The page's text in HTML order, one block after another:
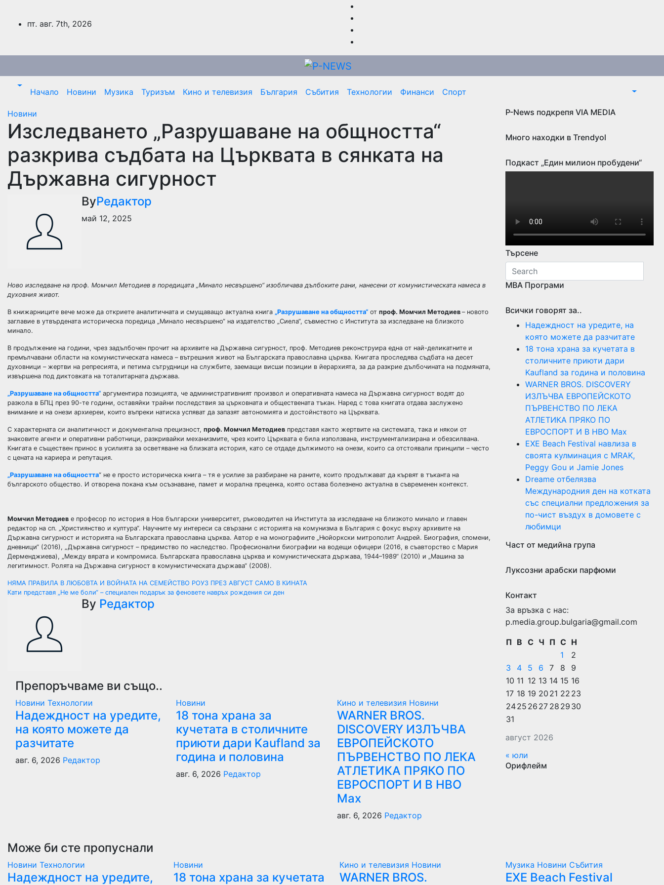
content
пт. авг. 7th, 2026
Начало Новини Музика Туризъм Кино и телевизия България Събития Технологии Финанси Спорт
Новини
Изследването „Разрушаване на общността“
разкрива съдбата на Църквата в сянката на
Държавна сигурност
ByРедактор
май 12, 2025
Ново изследване на проф. Момчил Методиев в поредицата „Минало несвършено“ изобличава дълбоките рани, нанесени от комунистическата намеса в
духовния живот.
В книжарниците вече може да откриете аналитичната и смущаващо актуална книга „Разрушаване на общността“ от проф. Момчил Методиев – новото
заглавие в утвърдената историческа поредица „Минало несвършено“ на издателство „Сиела“, съвместно с Института за изследване на близкото
минало.
В продължение на години, чрез задълбочен прочит на архивите на Държавна сигурност, проф. Методиев реконструира една от най-деликатните и
премълчавани области на комунистическата намеса – вътрешния живот на Българската православна църква. Книгата проследява съдбата на десет
духовници – жертви на репресията, и петима сътрудници на службите, заемащи висши позиции в йерархията, за да разкрие дълбочината на подмяната,
извършена под диктовката на тоталитарната държава.
„Разрушаване на общността“ аргументира позицията, че административният произвол и оперативната намеса на Държавна сигурност водят до
разкола в БПЦ през 90-те години, оставяйки трайни последствия за църковната и обществената тъкан. Наред с това книгата отдава заслужено
внимание и на онези архиереи, които въпреки натиска успяват да запазят автономията и достойнството на Църквата.
С характерната си аналитичност и документална прецизност, проф. Момчил Методиев представя както жертвите на системата, така и някои от
знаковите агенти и оперативни работници, разкривайки механизмите, чрез които Църквата е била използвана, инструментализирана и обезсилвана.
Книгата е съществен принос в усилията за осветяване на близката история, като се отдаде дължимото на онези, които са отстоявали принципи – често
с цената на кариера и репутация.
„Разрушаване на общността“ не е просто историческа книга – тя е усилие за разбиране на раните, които продължават да кървят в тъканта на
българското общество. И отворена покана към осъзнаване, памет и морална преценка, която остава болезнено актуална в съвременен контекст.
Момчил Методиев е професор по история в Нов български университет, ръководител на Института за изследване на близкото минало и главен
редактор на сп. „Християнство и култура“. Научните му интереси са свързани с историята на комунизма в България с фокус върху архивите на
Държавна сигурност и историята на Българската православна църква. Автор е на монографиите „Нюйоркски митрополит Андрей. Биография, спомени,
дневници“ (2016), „Държавна сигурност – предимство по наследство. Професионални биографии на водещи офицери (2016, в съавторство с Мария
Дерменджиева), „Между вярата и компромиса. Българската православна църква и комунистическата държава, 1944–1989“ (2010) и „Машина за
легитимност. Ролята на Държавна сигурност в комунистическата държава“ (2008).
Навигация
НЯМА ПРАВИЛА В ЛЮБОВТА И ВОЙНАТА НА СЕМЕЙСТВО РОУЗ ПРЕЗ АВГУСТ САМО В КИНАТА
Кати представя „Не ме боли“ – специален подарък за феновете навръх рождения си ден
By Редактор
Препоръчваме ви също..
Новини Технологии
Надеждност на уредите,
на която можете да
разчитате
авг. 6, 2026 Редактор
Новини
18 тона храна за
кучетата в столичните
приюти дари Kaufland за
година и половина
авг. 6, 2026 Редактор
Кино и телевизия Новини
WARNER BROS.
DISCOVERY ИЗЛЪЧВА
ЕВРОПЕЙСКОТО
ПЪРВЕНСТВО ПО ЛЕКА
АТЛЕТИКА ПРЯКО ПО
ЕВРОСПОРТ И В НВО
Мах
авг. 6, 2026 Редактор
P-News подкрепя VIA MEDIA
Много находки в Trendyol
Подкаст „Един милион пробудени“
Търсене
МВА Програми
Всички говорят за..
Надеждност на уредите, на
която можете да разчитате
18 тона храна за кучетата в
столичните приюти дари
Kaufland за година и половина
WARNER BROS. DISCOVERY
ИЗЛЪЧВА ЕВРОПЕЙСКОТО
ПЪРВЕНСТВО ПО ЛЕКА
АТЛЕТИКА ПРЯКО ПО
ЕВРОСПОРТ И В НВО Мах
EXE Beach Festival навлиза в
своята кулминация с MRAK,
Peggy Gou и Jamie Jones
Dreame отбелязва
Международния ден на котката
със специални предложения за
по-чист въздух в домовете с
любимци
Част от медийна група
Луксозни арабски парфюми
Контакт
За връзка с нас:
p.media.group.bulgaria@gmail.com
август 2026
П В С Ч П С Н
1
2
3
4 5 6 7 8
9
10 11 12 13 14 15 16
17 18 19 20 21 22 23
2425 26 27 28 29 30
31
« юли
Орифлейм
Може би сте пропуснали
Новини Технологии
Надеждност на уредите,
Новини
18 тона храна за кучетата
Кино и телевизия Новини
WARNER BROS.
Музика Новини Събития
EXE Beach Festival